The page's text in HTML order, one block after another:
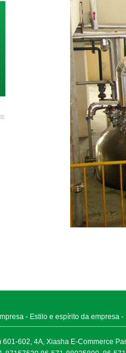
- Estilo e espírito da empresa -
601-602, 4A, Xiasha E-Commerce